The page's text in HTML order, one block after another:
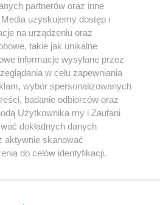
nie może być powielany i
w jakikolwiek sposób (w
na jakimkolwiek polu
włącznie z umieszczaniem w
właściciela praw. Jakiekolwiek użycie lub
lub w części z naruszeniem prawa,
zabronione pod groźbą kary i może być
partnerów oraz inne
uzyskujemy dostęp i
na urządzeniu oraz
takie jak unikalne
informacje wysyłane przez
w celu zapewniania
wybór spersonalizowanych
badanie odbiorców oraz
Użytkownika my i Zaufani
dokładnych danych
aktywnie skanować
do celów identyfikacji.